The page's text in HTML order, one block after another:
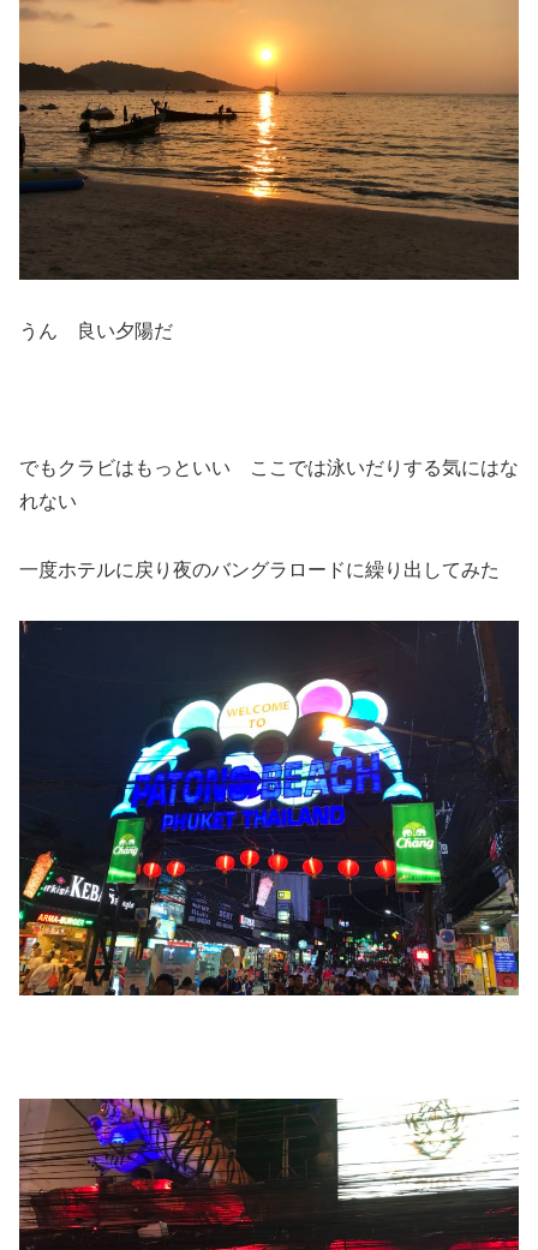
うん 良い夕陽だ
でもクラビはもっといい ここでは泳いだりする気にはな
れない
一度ホテルに戻り夜のバングラロードに繰り出してみた